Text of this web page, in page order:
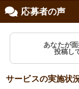
応募者の声
あなたが
投稿し
サービスの実施状